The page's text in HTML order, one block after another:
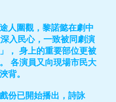
人圍觀，黎諾懿在劇中
入民心，一致被同劇演
， 身上的重要部位更被
各演員又向現場市民大
背。
份已開始播出，詩詠